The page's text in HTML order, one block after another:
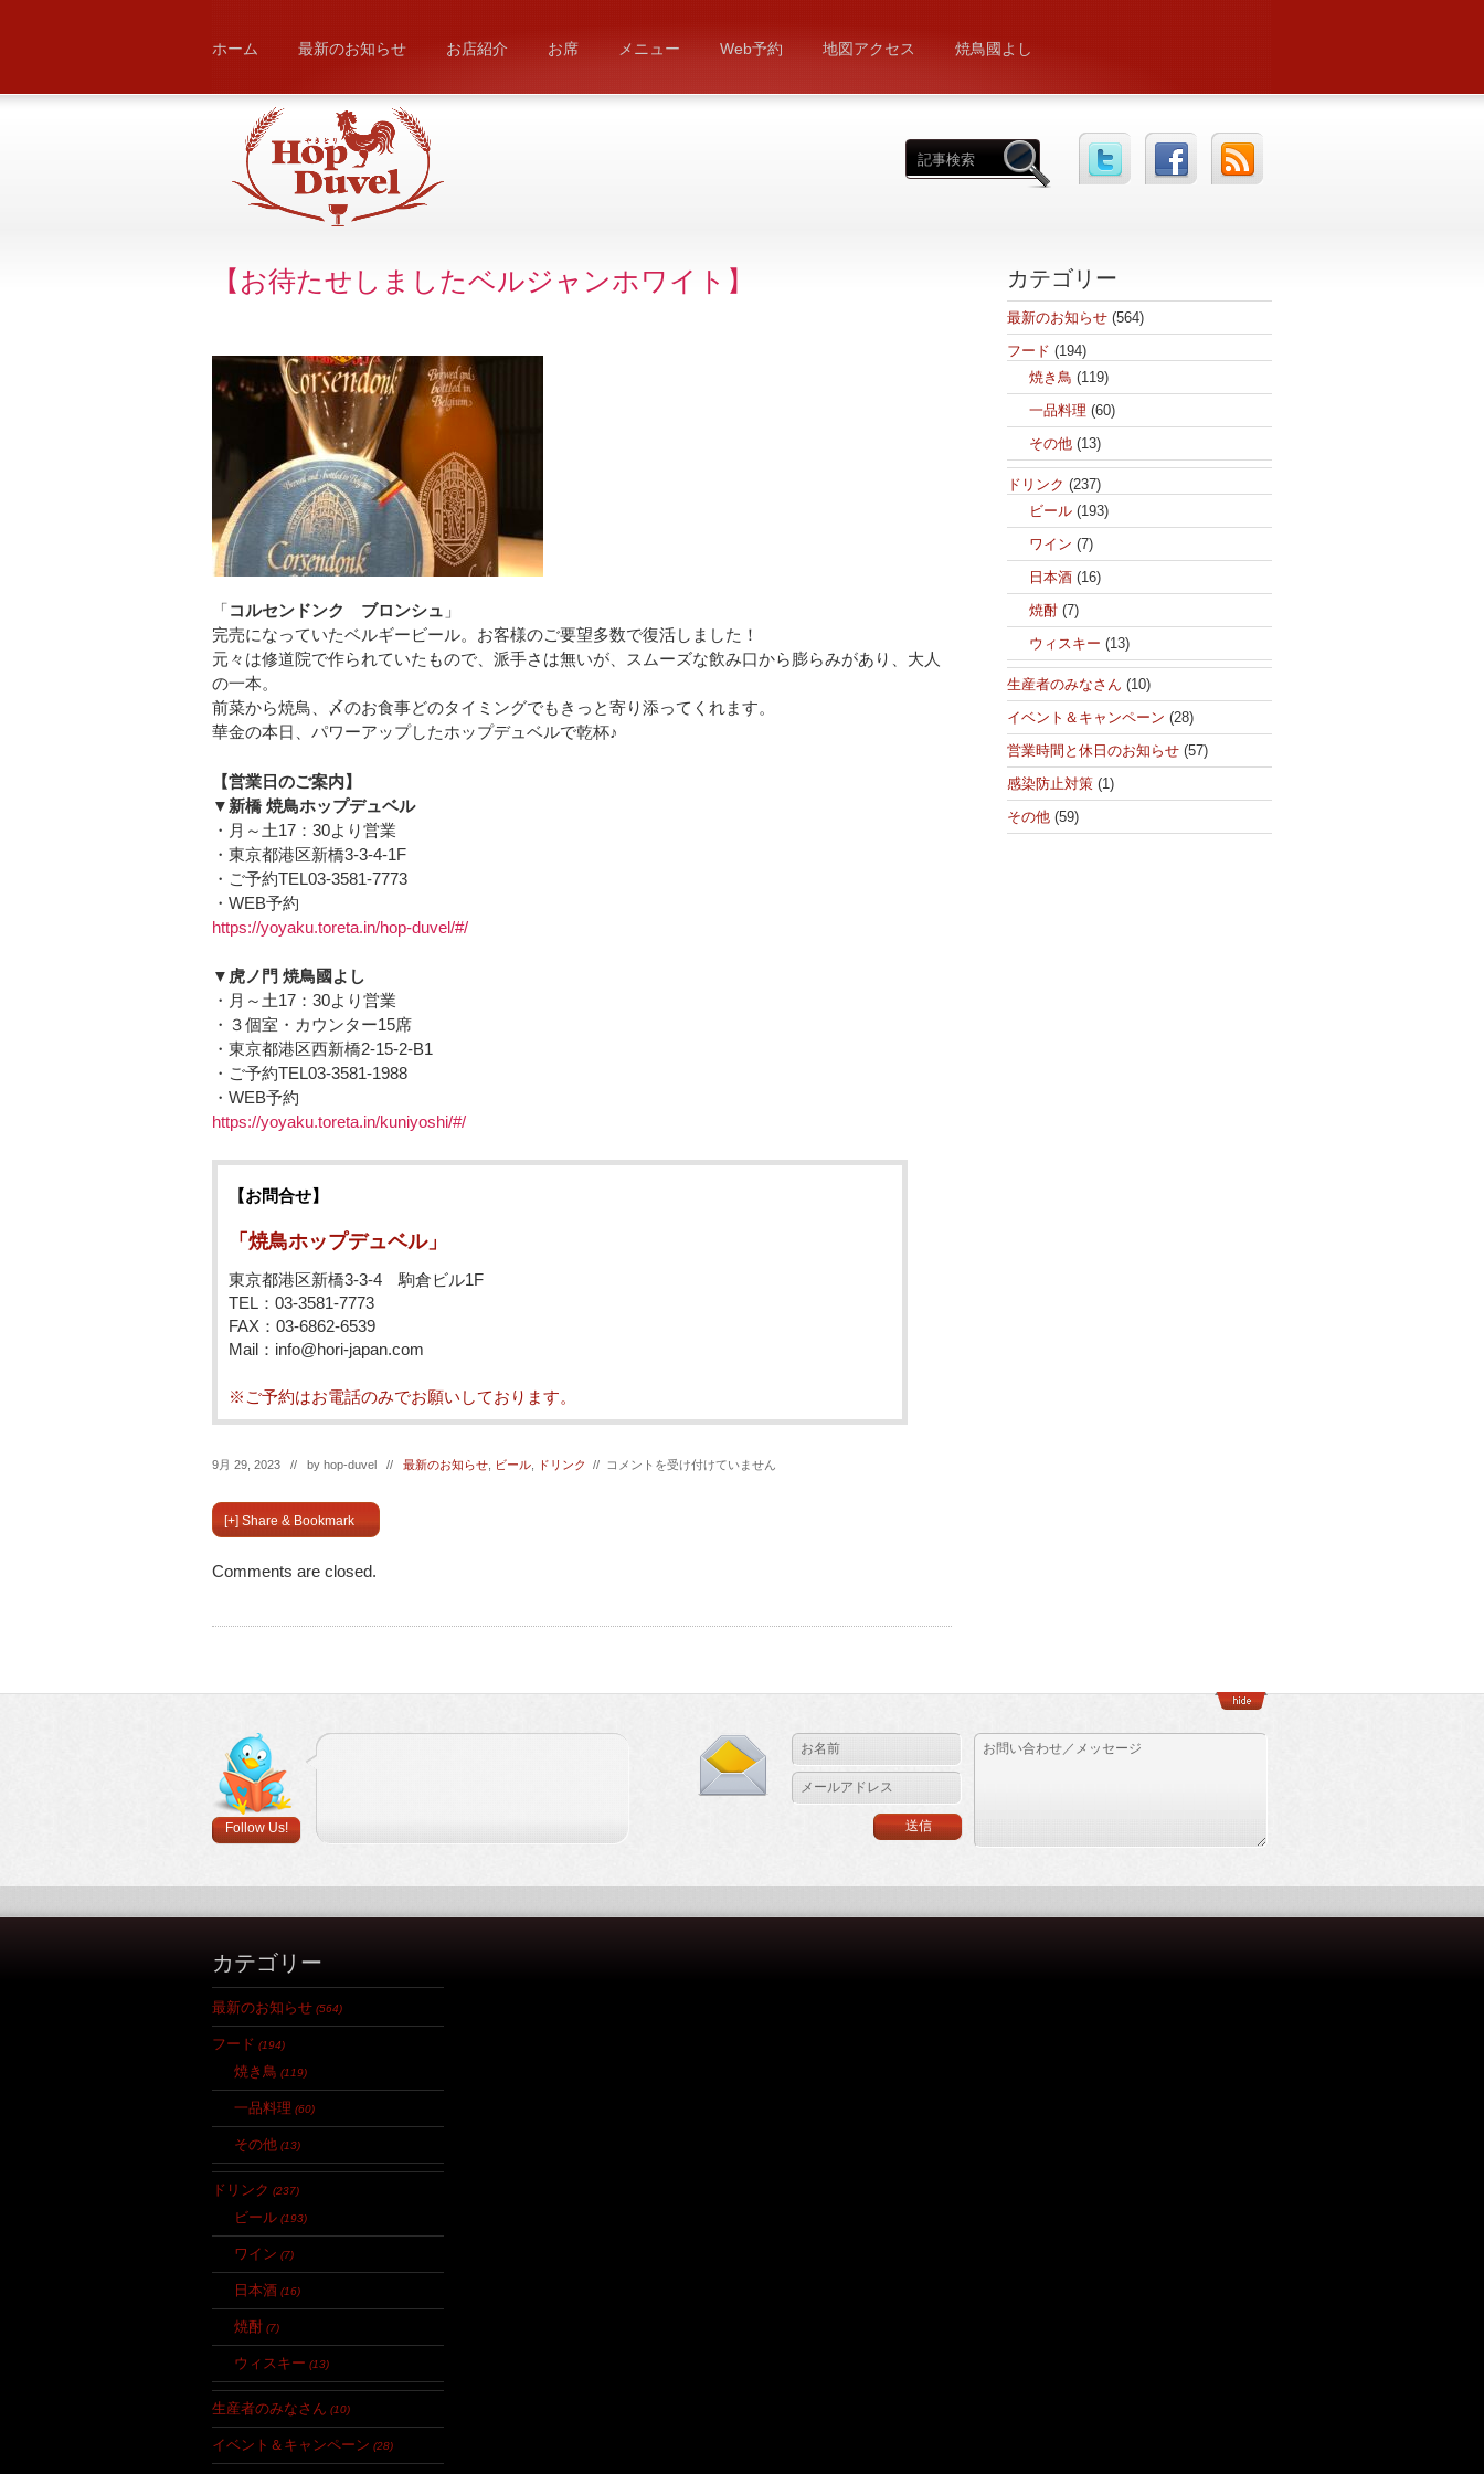
ホーム 最新のお知らせ お店紹介 お席 メニュー Web予約 地図アクセス 焼鳥國よし
【お待たせしましたベルジャンホワイト】
「コルセンドンク ブロンシュ 」
完売になっていたベルギービール。お客様のご要望多数で復活しました！
元々は修道院で作られていたもので、派手さは無いが、スムーズな飲み口から膨らみがあり、大人
の一本。
前菜から焼鳥、〆のお食事どのタイミングでもきっと寄り添ってくれます。
華金の本日、パワーアップしたホップデュベルで乾杯♪
【営業日のご案内】
▼新橋 焼鳥ホップデュベル
・月～土17：30より営業
・東京都港区新橋3-3-4-1F
・ご予約TEL03-3581-7773
・WEB予約
https://yoyaku.toreta.in/hop-duvel/#/
▼虎ノ門 焼鳥國よし
・月～土17：30より営業
・３個室・カウンター15席
・東京都港区西新橋2-15-2-B1
・ご予約TEL03-3581-1988
・WEB予約
https://yoyaku.toreta.in/kuniyoshi/#/
【お問合せ】
「焼鳥ホップデュベル」
東京都港区新橋3-3-4 駒倉ビル1F
TEL：03-3581-7773
FAX：03-6862-6539
Mail：info@hori-japan.com
※ご予約はお電話のみでお願いしております。
9月 29, 2023 // by hop-duvel // 最新のお知らせ ビール ドリンク //
【お
コメントを受け付けていません
[+] Share & Bookmark
Comments are closed.
カテゴリー
最新のお知らせ (564)
フード (194)
焼き鳥 (119)
一品料理 (60)
その他 (13)
ドリンク (237)
ビール (193)
ワイン (7)
日本酒 (16)
焼酎 (7)
ウィスキー (13)
生産者のみなさん (10)
イベント＆キャンペーン (28)
営業時間と休日のお知らせ (57)
感染防止対策 (1)
その他 (59)
Follow Us!
カテゴリー
最新のお知らせ (564)
フード (194)
焼き鳥 (119)
一品料理 (60)
その他 (13)
ドリンク (237)
ビール (193)
ワイン (7)
日本酒 (16)
焼酎 (7)
ウィスキー (13)
生産者のみなさん (10)
イベント＆キャンペーン (28)